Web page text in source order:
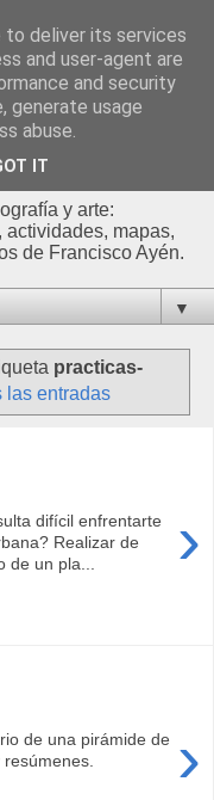
|
y arte:
actividades, mapas,
de Francisco Ayén.
▼
practicas-
las entradas
›
difícil enfrentarte
Realizar de
un pla...
›
de una pirámide de
to deliver its services
and user-agent are
and security
generate usage
abuse.
IT